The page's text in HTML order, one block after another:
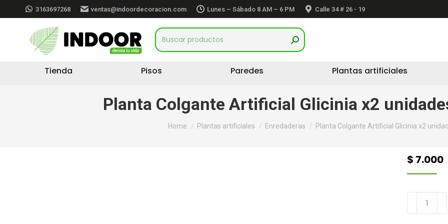
3163697268 ventas@indoordecoracion.com Lunes – Sábado 8 AM – 6 PM Calle 34 # 26 - 19
Tienda Pisos Paredes Plantas artificiales
Planta Colgante Artificial Glicinia x2
Home Plantas artificiales Enredaderas Planta Colgante Artificial Glicinia x2
$ 7.000
Colgante